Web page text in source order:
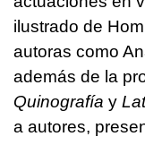
ilustrado de
autoras como
además de la
Quinografía y
a autores,